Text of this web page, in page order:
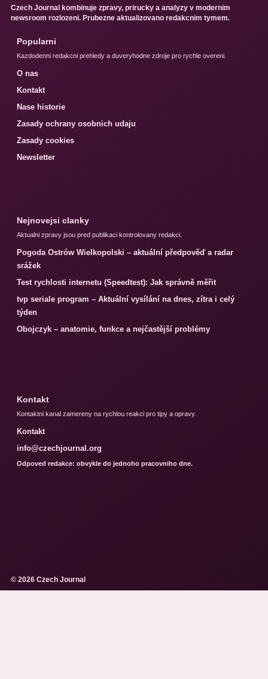
Czech Journal kombinuje zpravy, prirucky a analyzy v modernim
newsroom rozlozeni. Prubezne aktualizovano redakcnim tymem.
Popularni
Kazdodenni redakcni prehledy a duveryhodne zdroje pro rychle overeni.
O nas
Kontakt
Nase historie
Zasady ochrany osobnich udaju
Zasady cookies
Newsletter
Nejnovejsi clanky
Aktualni zpravy jsou pred publikaci kontrolovany redakci.
Pogoda Ostrów Wielkopolski – aktuální předpověď a radar
srážek
Test rychlosti internetu (Speedtest): Jak správně měřit
tvp seriale program – Aktuální vysílání na dnes, zítra i celý
týden
Obojczyk – anatomie, funkce a nejčastější problémy
Kontakt
Kontaktni kanal zamereny na rychlou reakci pro tipy a opravy.
Kontakt
info@czechjournal.org
Odpoved redakce: obvykle do jednoho pracovniho dne.
© 2026 Czech Journal